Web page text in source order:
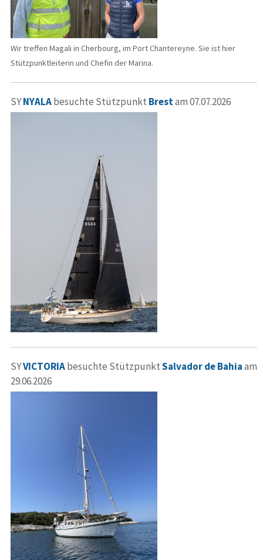
Wir treffen Magali in Cherbourg, im Port Chantereyne. Sie ist hier
Stützpunktleiterin und Chefin der Marina.
SYNYALAbesuchte Stützpunkt Brestam 07.07.2026
SYVICTORIAbesuchte StützpunktSalvador de Bahiaam
29.06.2026